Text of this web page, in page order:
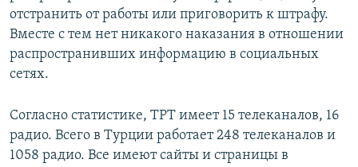
отстранить от работы или приговорить к штрафу.
Вместе с тем нет никакого наказания в отношении
распространивших информацию в социальных
сетях.
Согласно статистике, ТРТ имеет 15 телеканалов, 16
радио. Всего в Турции работает 248 телеканалов и
1058 радио. Все имеют сайты и страницы в